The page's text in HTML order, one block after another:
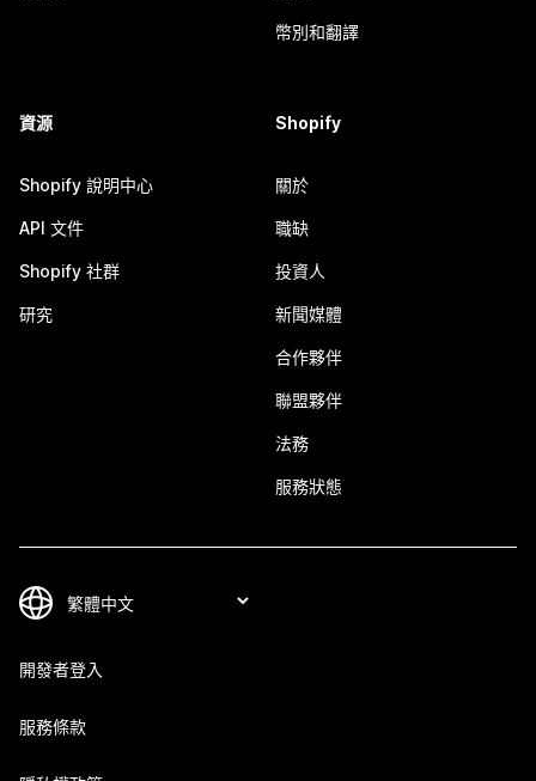
幣別和翻譯
資源
Shopify 說明中心
API 文件
Shopify 社群
研究
Shopify
關於
職缺
投資人
新聞媒體
合作夥伴
聯盟夥伴
法務
服務狀態
開發者登入
服務條款